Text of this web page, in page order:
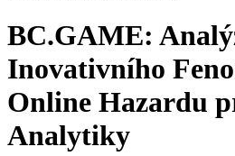
BC.GAME:
Inovativního
Online Hazardu
Analytiky